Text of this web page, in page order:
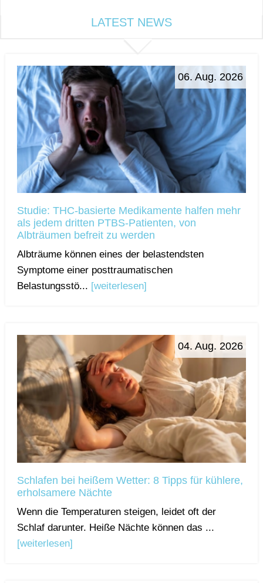
LATEST NEWS
06. Aug. 2026
Studie: THC-basierte Medikamente halfen mehr
als jedem dritten PTBS-Patienten, von
Albträumen befreit zu werden
Albträume können eines der belastendsten
Symptome einer posttraumatischen
Belastungsstö... [weiterlesen]
04. Aug. 2026
Schlafen bei heißem Wetter: 8 Tipps für kühlere,
erholsamere Nächte
Wenn die Temperaturen steigen, leidet oft der
Schlaf darunter. Heiße Nächte können das ...
[weiterlesen]